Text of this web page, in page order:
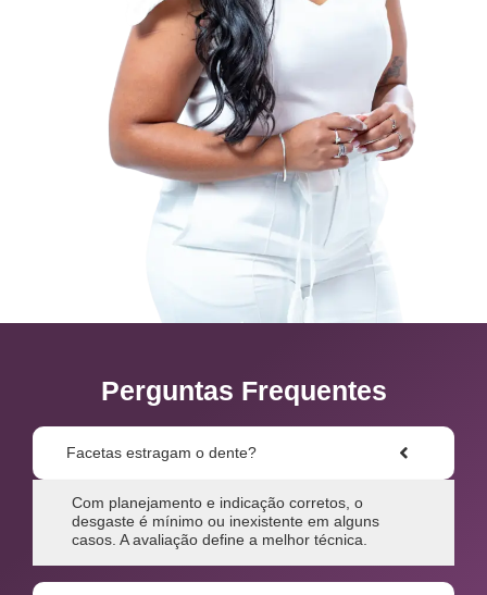
Perguntas Frequentes
Facetas estragam o dente?
Com planejamento e indicação corretos, o
desgaste é mínimo ou inexistente em alguns
casos. A avaliação define a melhor técnica.